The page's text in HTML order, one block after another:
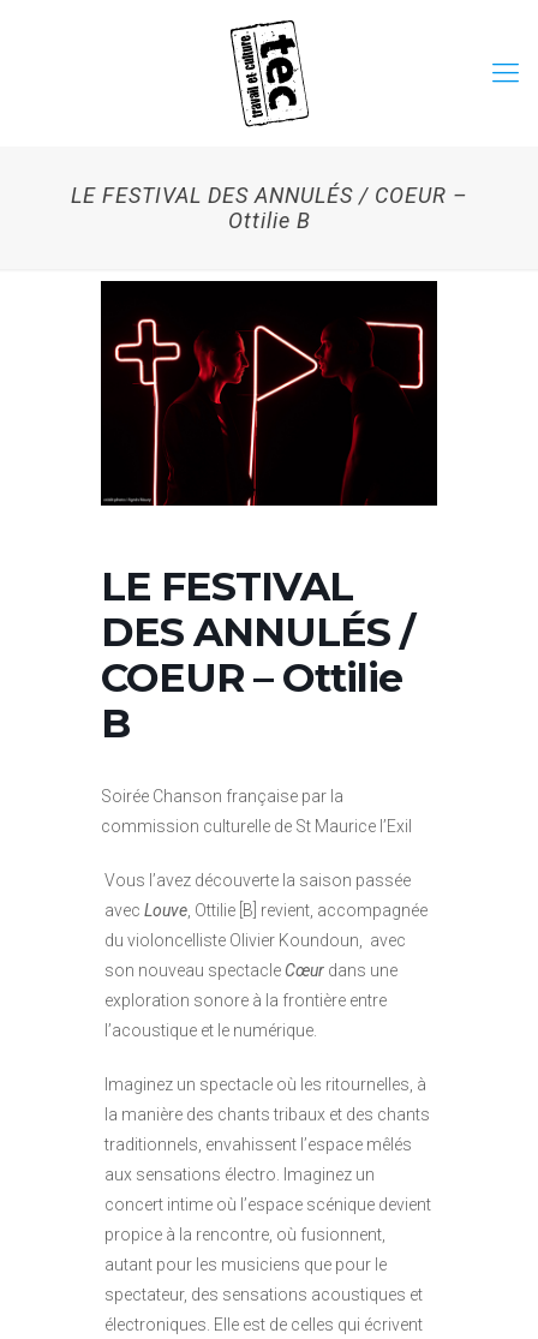
LE FESTIVAL DES ANNULÉS / COEUR –
Ottilie B
LE FESTIVAL
DES ANNULÉS /
COEUR – Ottilie
B
Soirée Chanson française par la
commission culturelle de St Maurice l’Exil
Vous l’avez découverte la saison passée
avec Louve, Ottilie [B] revient, accompagnée
du violoncelliste Olivier Koundoun, avec
son nouveau spectacle Cœurdans une
exploration sonore à la frontière entre
l’acoustique et le numérique.
Imaginez un spectacle où les ritournelles, à
la manière des chants tribaux et des chants
traditionnels, envahissent l’espace mêlés
aux sensations électro. Imaginez un
concert intime où l’espace scénique devient
propice à la rencontre, où fusionnent,
autant pour les musiciens que pour le
spectateur, des sensations acoustiques et
électroniques. Elle est de celles qui écrivent